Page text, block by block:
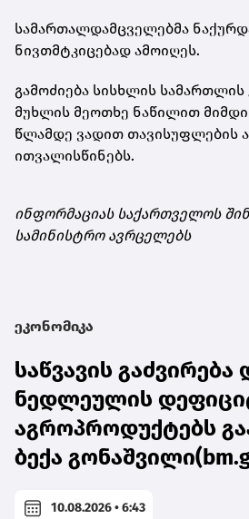
სამართალდამცველებმა
ნივთმტკიცებად ამოიღეს.
გამოძიება სისხლის სამართლის
მუხლის მეოთხე ნაწილით
წლამდე ვადით თავისუფლების
ითვალისწინებს.
ინფორმაციას საქართველოს
სამინისტრო ავრცელებს
ეკონომიკა
საწვავის გაძვირება
ნედლეულის
აგროპროდუქტებს
ბექა
10.08.2026 • 6:43